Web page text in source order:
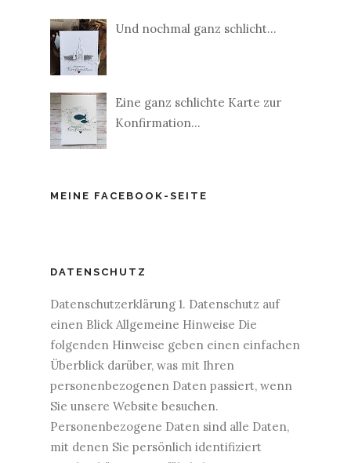
Und nochmal ganz schlicht...
Eine ganz schlichte Karte zur
Konfirmation...
MEINE FACEBOOK-SEITE
DATENSCHUTZ
Datenschutzerklärung 1. Datenschutz auf
einen Blick Allgemeine Hinweise Die
folgenden Hinweise geben einen einfachen
Überblick darüber, was mit Ihren
personenbezogenen Daten passiert, wenn
Sie unsere Website besuchen.
Personenbezogene Daten sind alle Daten,
mit denen Sie persönlich identifiziert